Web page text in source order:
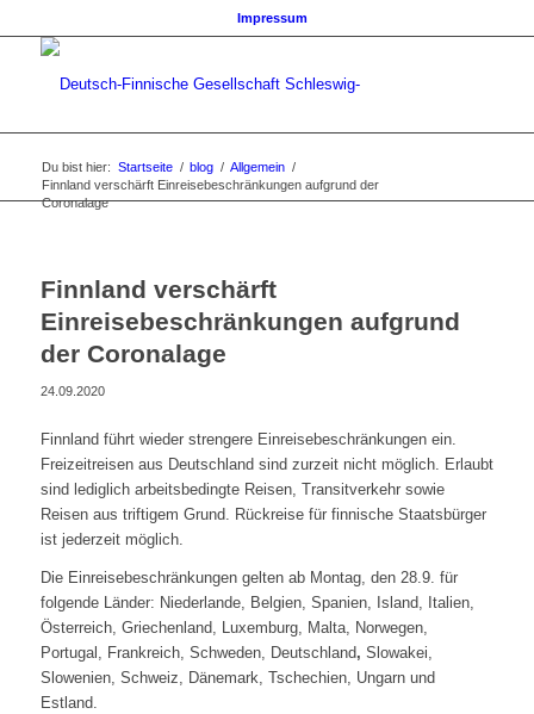
Impressum
Du bist hier: Startseite / blog / Allgemein /
Finnland verschärft Einreisebeschränkungen aufgrund der
Coronalage
Finnland verschärft
Einreisebeschränkungen aufgrund
der Coronalage
24.09.2020
Finnland führt wieder strengere Einreisebeschränkungen ein.
Freizeitreisen aus Deutschland sind zurzeit nicht möglich. Erlaubt
sind lediglich arbeitsbedingte Reisen, Transitverkehr sowie
Reisen aus triftigem Grund. Rückreise für finnische Staatsbürger
ist jederzeit möglich.
Die Einreisebeschränkungen gelten ab Montag, den 28.9. für
folgende Länder: Niederlande, Belgien, Spanien, Island, Italien,
Österreich, Griechenland, Luxemburg, Malta, Norwegen,
Portugal, Frankreich, Schweden, Deutschland, Slowakei,
Slowenien, Schweiz, Dänemark, Tschechien, Ungarn und
Estland.